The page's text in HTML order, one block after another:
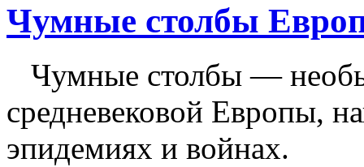
Чумные столбы
Чумные столбы —
средневековой Европы,
эпидемиях и войнах.